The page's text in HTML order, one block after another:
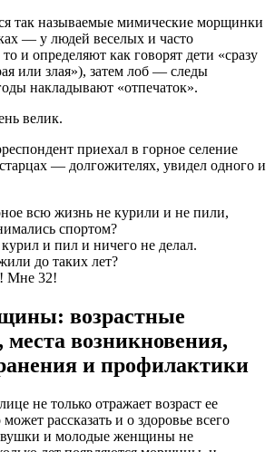
так называемые мимические морщинки
— у людей веселых и часто
и определяют как говорят дети «сразу
или злая»), затем лоб — следы
накладывают «отпечаток».
велик.
приехал в горное селение
— долгожителях, увидел одного и
всю жизнь не курили и не пили,
спортом?
курил и пил и ничего не делал.
до таких лет?
Мне 32!
возрастные
места возникновения,
и профилактики
не только отражает возраст ее
рассказать и о здоровье всего
и молодые женщины не